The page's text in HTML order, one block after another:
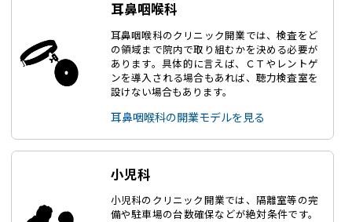
耳鼻咽喉科
耳鼻咽喉科のクリニック開業では、検査をど
の領域まで院内で取り組むかを決める必要が
あります。具体的に言えば、ＣＴやレントゲ
ンを導入される場合もあれば、聴力検査室を
設けない場合もあります。
耳鼻咽喉科の開業モデルを見る
小児科
小児科のクリニック開業では、隔離室等の完
備や駐車場の台数確保などが絶対条件です。